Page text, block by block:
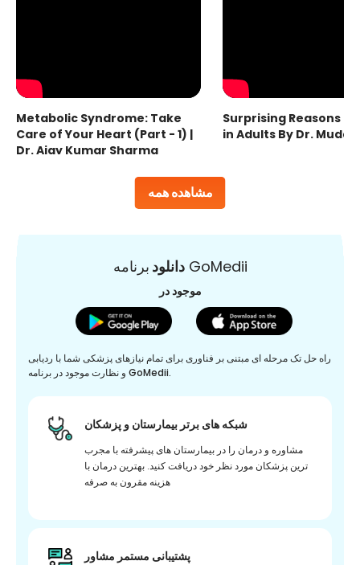
مشاهده همه
Metabolic Syndrome: Take
Care of Your Heart (Part - 1) |
Dr. Ajay Kumar Sharma
Surprising Reasons
in Adults By Dr.
دانلودبرنامه GoMedii
موجود در
راه حل تک مرحله ای مبتنی بر فناوری برای تمام نیازهای پزشکی شما با ردیابی
و نظارت موجود در برنامه GoMedii.
شبکه های برتر بیمارستان و پزشکان
مشاوره و درمان را در بیمارستان های پیشرفته با مجرب
ترین پزشکان مورد نظر خود دریافت کنید. بهترین درمان با
هزینه مقرون به صرفه
پشتیبانی مستمر مشاور